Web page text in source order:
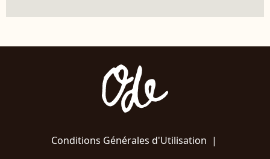
Conditions Générales d'Utilisation |